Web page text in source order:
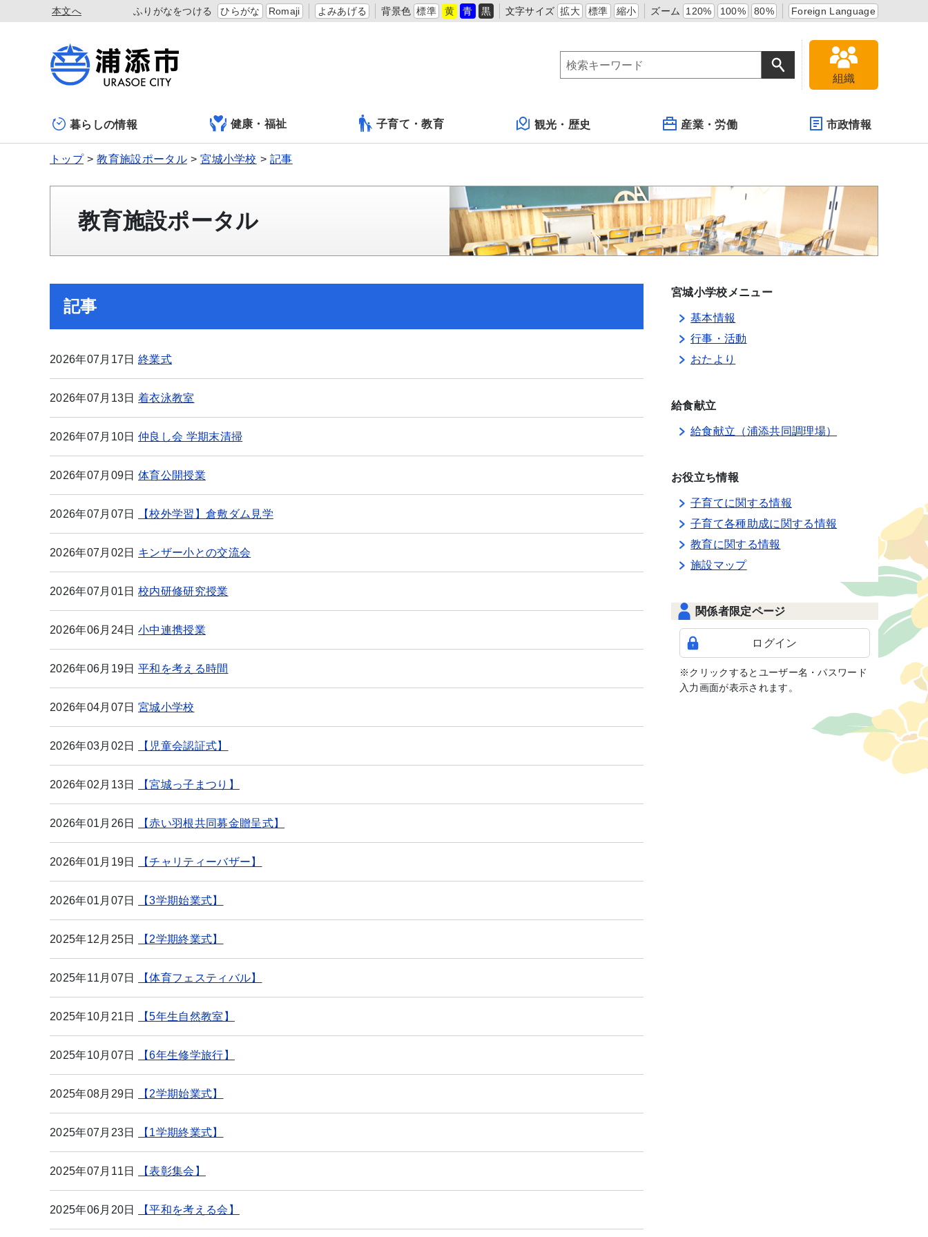
本文へ ふりがなをつける ひらがな Romaji よみあげる 背景色 標準 黄 青 黒 文字サイズ 拡大 標準 縮小 ズーム 120% 100% 80% Foreign Language
組織
暮らしの情報 健康・福祉 子育て・教育 観光・歴史 産業・労働 市政情報
トップ 教育施設ポータル 宮城小学校 記事
教育施設ポータル
記事
2026年07月17日 終業式
2026年07月13日 着衣泳教室
2026年07月10日 仲良し会 学期末清掃
2026年07月09日 体育公開授業
2026年07月07日 【校外学習】倉敷ダム見学
2026年07月02日 キンザー小との交流会
2026年07月01日 校内研修研究授業
2026年06月24日 小中連携授業
2026年06月19日 平和を考える時間
2026年04月07日 宮城小学校
2026年03月02日 【児童会認証式】
2026年02月13日 【宮城っ子まつり】
2026年01月26日 【赤い羽根共同募金贈呈式】
2026年01月19日 【チャリティーバザー】
2026年01月07日 【3学期始業式】
2025年12月25日 【2学期終業式】
2025年11月07日 【体育フェスティバル】
2025年10月21日 【5年生自然教室】
2025年10月07日 【6年生修学旅行】
2025年08月29日 【2学期始業式】
2025年07月23日 【1学期終業式】
2025年07月11日 【表彰集会】
2025年06月20日 【平和を考える会】
宮城小学校メニュー
基本情報
行事・活動
おたより
給食献立
給食献立（浦添共同調理場）
お役立ち情報
子育てに関する情報
子育て各種助成に関する情報
教育に関する情報
施設マップ
関係者限定ページ
ログイン
※クリックするとユーザー名・パスワード
入力画面が表示されます。